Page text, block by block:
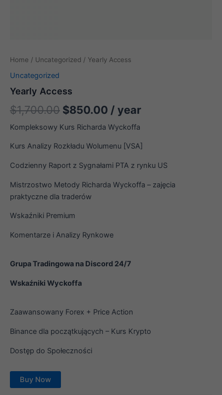
Home / Uncategorized / Yearly Access
Uncategorized
Yearly Access
$1,700.00 $850.00 / year
Kompleksowy Kurs Richarda Wyckoffa
Kurs Analizy Rozkładu Wolumenu [VSA]
Codzienny Raport z Sygnałami PTA z rynku US
Mistrzostwo Metody Richarda Wyckoffa – zajęcia
praktyczne dla traderów
Wskaźniki Premium
Komentarze i Analizy Rynkowe
Grupa Tradingowa na Discord 24/7
Wskaźniki Wyckoffa
Zaawansowany Forex + Price Action
Binance dla początkujących – Kurs Krypto
Dostęp do Społeczności
Buy Now